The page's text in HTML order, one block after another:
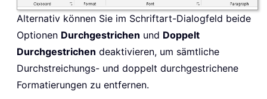
Alternativ können Sie im Schriftart-Dialogfeld beide
Optionen Durchgestrichen und Doppelt
Durchgestrichen deaktivieren, um sämtliche
Durchstreichungs- und doppelt durchgestrichene
Formatierungen zu entfernen.